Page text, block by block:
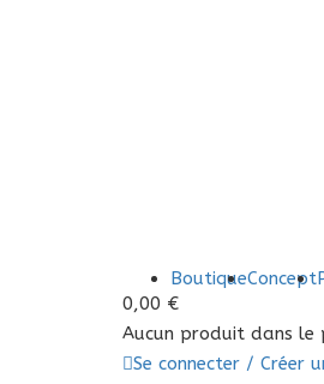
BoutiqueConcept
0,00 €
Aucun produit dans le
Se connecter / Créer